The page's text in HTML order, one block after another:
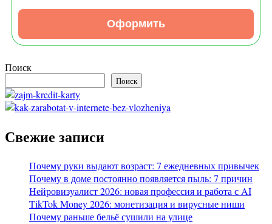
Оформить
Поиск
Поиск
Свежие записи
Почему руки выдают возраст: 7 ежедневных привычек
Почему в доме постоянно появляется пыль: 7 причин
Нейровизуалист 2026: новая профессия и работа с AI
TikTok Money 2026: монетизация и вирусные ниши
Почему раньше бельё сушили на улице